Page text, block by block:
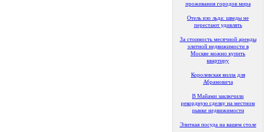
проживания городов мира
Отель изо льда: шведы не
перестают удивлять
За стоимость месячной аренды
элитной недвижимости в
Москве можно купить
квартиру
Королевская вилла для
Абрамовича
В Майами заключили
рекордную сделку на местном
рынке недвижимости
Элитная посуда на вашем столе